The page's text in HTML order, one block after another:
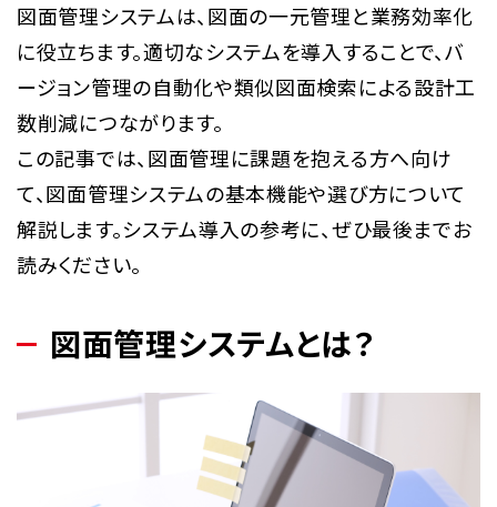
図面管理システムは、図面の一元管理と業務効率化
に役立ちます。適切なシステムを導入することで、バ
ージョン管理の自動化や類似図面検索による設計工
数削減につながります。
この記事では、図面管理に課題を抱える方へ向け
て、図面管理システムの基本機能や選び方について
解説します。システム導入の参考に、ぜひ最後までお
読みください。
図面管理システムとは？